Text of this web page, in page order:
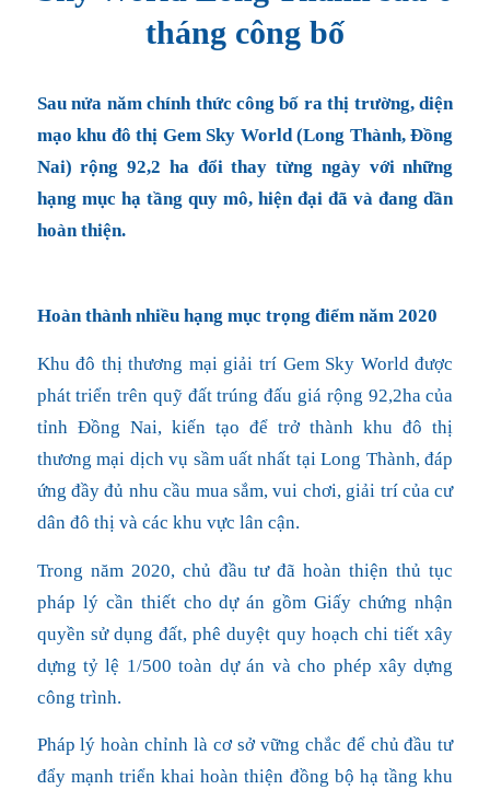
tháng công bố
Sau nửa năm chính thức công bố ra thị trường, diện
mạo khu đô thị Gem Sky World (Long Thành, Đồng
Nai) rộng 92,2 ha đổi thay từng ngày với những
hạng mục hạ tầng quy mô, hiện đại đã và đang dần
hoàn thiện.
Hoàn thành nhiều hạng mục trọng điểm năm 2020
Khu đô thị thương mại giải trí Gem Sky World được
phát triển trên quỹ đất trúng đấu giá rộng 92,2ha của
tỉnh Đồng Nai, kiến tạo để trở thành khu đô thị
thương mại dịch vụ sầm uất nhất tại Long Thành, đáp
ứng đầy đủ nhu cầu mua sắm, vui chơi, giải trí của cư
dân đô thị và các khu vực lân cận.
Trong năm 2020, chủ đầu tư đã hoàn thiện thủ tục
pháp lý cần thiết cho dự án gồm Giấy chứng nhận
quyền sử dụng đất, phê duyệt quy hoạch chi tiết xây
dựng tỷ lệ 1/500 toàn dự án và cho phép xây dựng
công trình.
Pháp lý hoàn chỉnh là cơ sở vững chắc để chủ đầu tư
đẩy mạnh triển khai hoàn thiện đồng bộ hạ tầng khu